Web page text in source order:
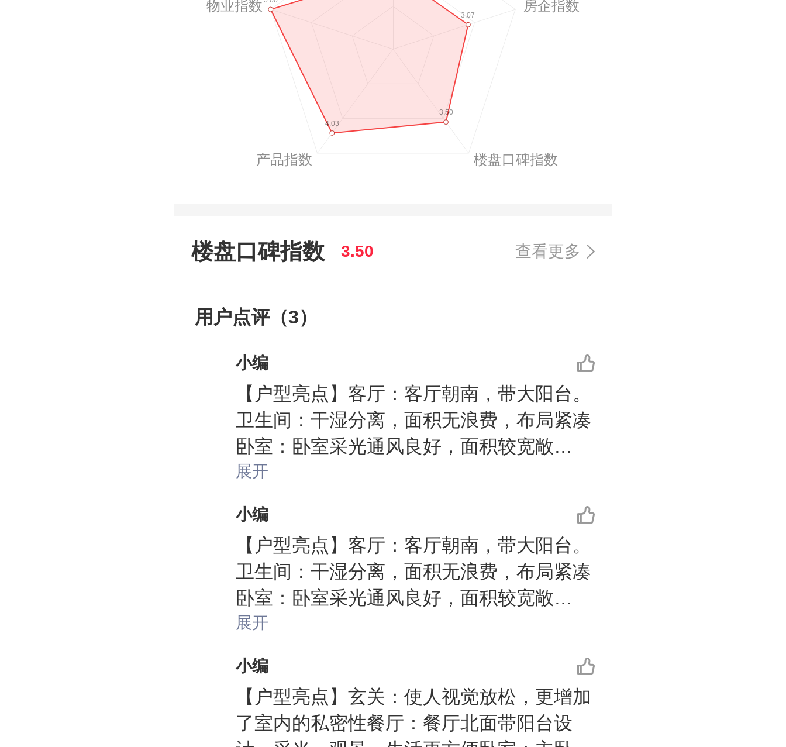
楼盘口碑指数 3.50 查看更多
用户点评（3）
小编
【户型亮点】客厅：客厅朝南，带大阳台。
卫生间：干湿分离，面积无浪费，布局紧凑
卧室：卧室采光通风良好，面积较宽敞
【温馨提示】
展开
小编
【户型亮点】客厅：客厅朝南，带大阳台。
卫生间：干湿分离，面积无浪费，布局紧凑
卧室：卧室采光通风良好，面积较宽敞
【温馨提示】
展开
小编
【户型亮点】玄关：使人视觉放松，更增加
了室内的私密性餐厅：餐厅北面带阳台设